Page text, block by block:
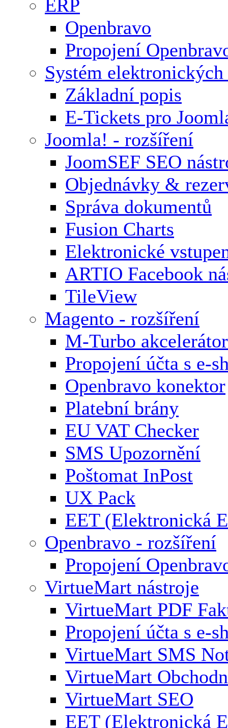
ERP
Openbravo
Propojení
Systém elektronických
Základní popis
E-Tickets pro
Joomla! - rozšíření
JoomSEF SEO
Objednávky &
Správa dokumentů
Fusion Charts
Elektronické
ARTIO Facebook
TileView
Magento - rozšíření
M-Turbo akcelerátor
Propojení účta s e-
Openbravo konektor
Platební brány
EU VAT Checker
SMS Upozornění
Poštomat InPost
UX Pack
EET (Elektronická
Openbravo - rozšíření
Propojení
VirtueMart nástroje
VirtueMart PDF
Propojení účta s e-
VirtueMart SMS
VirtueMart
VirtueMart SEO
EET (Elektronická